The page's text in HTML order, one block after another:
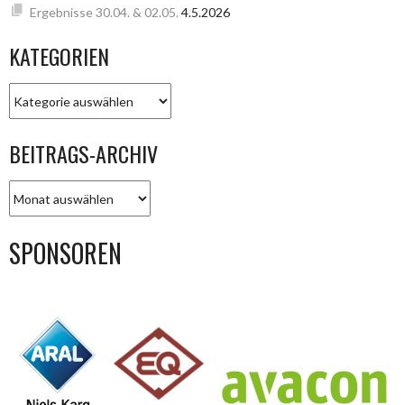
Ergebnisse 30.04. & 02.05. 4.5.2026
KATEGORIEN
BEITRAGS-ARCHIV
ARCHIV
SPONSOREN